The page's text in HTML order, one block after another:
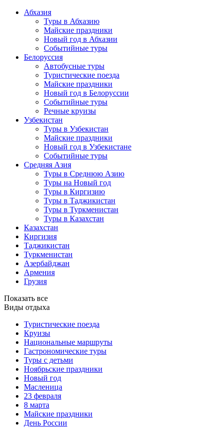
Абхазия
Туры в Абхазию
Майские праздники
Новый год в Абхазии
Событийные туры
Белоруссия
Автобусные туры
Туристические поезда
Майские праздники
Новый год в Белоруссии
Событийные туры
Речные круизы
Узбекистан
Туры в Узбекистан
Майские праздники
Новый год в Узбекистане
Событийные туры
Средняя Азия
Туры в Среднюю Азию
Туры на Новый год
Туры в Киргизию
Туры в Таджикистан
Туры в Туркменистан
Туры в Казахстан
Казахстан
Киргизия
Таджикистан
Туркменистан
Азербайджан
Армения
Грузия
Показать все
Виды отдыха
Туристические поезда
Круизы
Национальные маршруты
Гастрономические туры
Туры с детьми
Ноябрьские праздники
Новый год
Масленица
23 февраля
8 марта
Майские праздники
День России